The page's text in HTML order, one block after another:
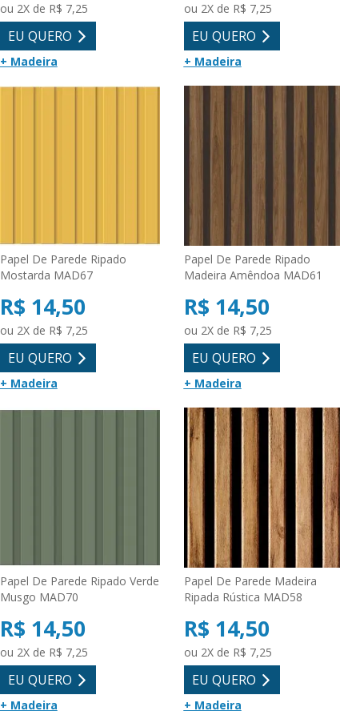
ou 2X de R$ 7,25
EU QUERO
+ Madeira
ou 2X de R$ 7,25
EU QUERO
+ Madeira
Papel De Parede Ripado
Mostarda MAD67
R$ 14,50
ou 2X de R$ 7,25
EU QUERO
+ Madeira
Papel De Parede Ripado
Madeira Amêndoa MAD61
R$ 14,50
ou 2X de R$ 7,25
EU QUERO
+ Madeira
Papel De Parede Ripado Verde
Musgo MAD70
R$ 14,50
ou 2X de R$ 7,25
EU QUERO
+ Madeira
Papel De Parede Madeira
Ripada Rústica MAD58
R$ 14,50
ou 2X de R$ 7,25
EU QUERO
+ Madeira